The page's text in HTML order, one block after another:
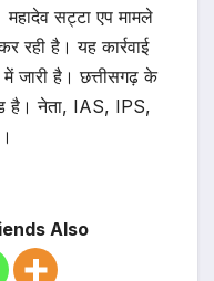
सट्टा एप मामले
रही है। यह कार्रवाई
में जारी है। छत्तीसगढ़ के
है। नेता, IAS, IPS,
Also